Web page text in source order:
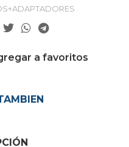
a favoritos